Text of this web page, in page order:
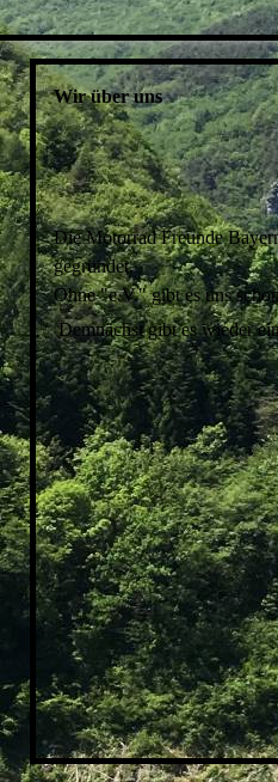
Wir über uns
Die Motorrad Freunde
gegründet.
Ohne "e.V." gibt es uns
Demnächst gibt es wieder